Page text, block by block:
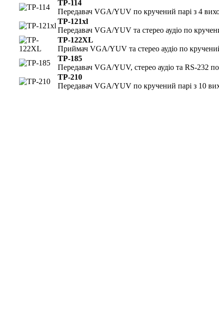
TP-114
Передавач VGA/YUV по кручений парі з 4
TP-121xl
Передавач VGA/YUV та стерео аудіо по
TP-122XL
Приймач VGA/YUV та стерео аудіо по
TP-185
Передавач VGA/YUV, стерео аудіо та RS-232
TP-210
Передавач VGA/YUV по кручений парі з 10